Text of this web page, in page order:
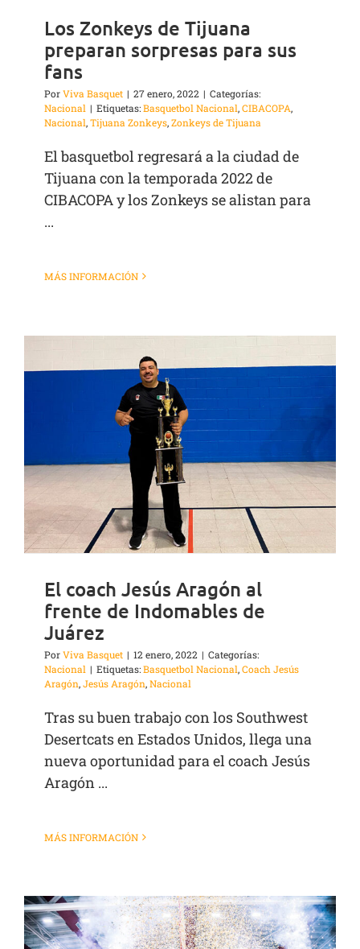
Los Zonkeys de Tijuana
preparan sorpresas para sus
fans
PorViva Basquet | 27 enero, 2022 | Categorías:
Nacional | Etiquetas:Basquetbol Nacional,CIBACOPA,
Nacional,Tijuana Zonkeys,Zonkeys de Tijuana
El basquetbol regresará a la ciudad de
Tijuana con la temporada 2022 de
CIBACOPA y los Zonkeys se alistan para
...
MÁS INFORMACIÓN
El coach Jesús Aragón al
frente de Indomables de
Juárez
PorViva Basquet | 12 enero, 2022 | Categorías:
Nacional | Etiquetas:Basquetbol Nacional,Coach Jesús
Aragón,Jesús Aragón,Nacional
Tras su buen trabajo con los Southwest
Desertcats en Estados Unidos, llega una
nueva oportunidad para el coach Jesús
Aragón ...
MÁS INFORMACIÓN